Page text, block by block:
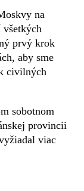
na
všetkých
prvý krok
aby sme
civilných
sobotnom
provincii
viac